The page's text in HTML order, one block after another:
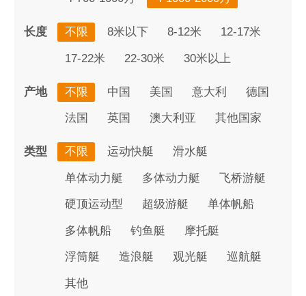
长度 不限 8米以下 8-12米 12-17米
17-22米 22-30米 30米以上
产地 不限 中国 美国 意大利 德国
法国 英国 澳大利亚 其他国家
类型 不限 运动快艇 滑水艇
单体动力艇 多体动力艇 飞桥游艇
硬顶运动型 超级游艇 单体帆船
多体帆船 钓鱼艇 摩托艇
浮筒艇 造浪艇 观光艇 巡航艇
其他